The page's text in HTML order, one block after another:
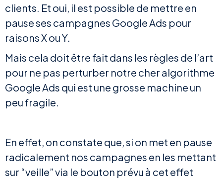
clients. Et oui, il est possible de mettre en
pause ses campagnes Google Ads pour
raisons X ou Y.
Mais cela doit être fait dans les règles de l’art
pour ne pas perturber notre cher algorithme
Google Ads qui est une grosse machine un
peu fragile.
En effet, on constate que, si on met en pause
radicalement nos campagnes en les mettant
sur “veille” via le bouton prévu à cet effet